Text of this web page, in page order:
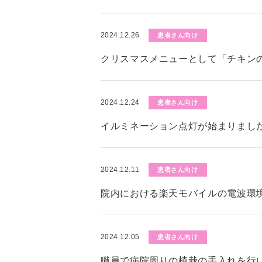
2024.12.26 患者さん向け
クリスマスメニューとして「チキ
2024.12.24 患者さん向け
イルミネーション点灯が始まりまし
2024.12.11 患者さん向け
院内における楽天モバイルの電波環
2024.12.05 患者さん向け